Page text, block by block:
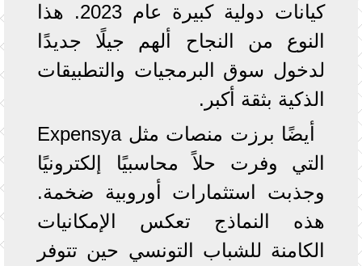
كيانات دولية كبيرة عام 2023. هذا
النوع من النجاح ألهم جيلًا جديدًا
لدخول سوق البرمجيات والتطبيقات
الذكية بثقة أكبر.
أيضًا برزت منصات مثل Expensya
التي وفرت حلاً محاسبيًا إلكترونيًا
وجذبت استثمارات أوروبية ضخمة.
هذه النماذج تعكس الإمكانيات
الكامنة للشباب التونسي حين تتوفر